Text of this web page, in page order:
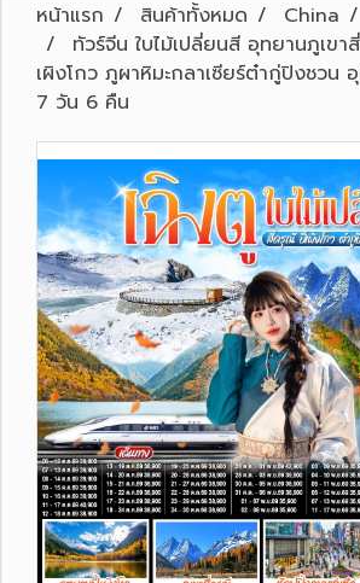
หน้าแรก สินค้าทั้งหมด China
ทัวร์จีน ใบไม้เปลี่ยนสี อุทยานภูเข
เผิงโกว ภูผาหิมะกลาเซียร์ต๋ากู่ปิงชวน
7 วัน 6 คืน